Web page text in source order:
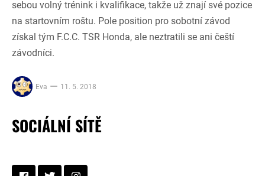
sebou volný trénink i kvalifikace, takže už znají své pozice
na startovním roštu. Pole position pro sobotní závod
získal tým F.C.C. TSR Honda, ale neztratili se ani čeští
závodníci.
Eva 11. 5. 2018
SOCIÁLNÍ SÍTĚ